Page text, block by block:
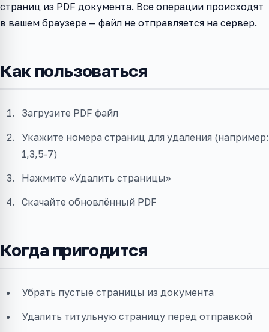
страниц из PDF документа. Все операции происходят
в вашем браузере — файл не отправляется на сервер.
Как пользоваться
Загрузите PDF файл
Укажите номера страниц для удаления (например:
1,3,5-7)
Нажмите «Удалить страницы»
Скачайте обновлённый PDF
Когда пригодится
Убрать пустые страницы из документа
Удалить титульную страницу перед отправкой